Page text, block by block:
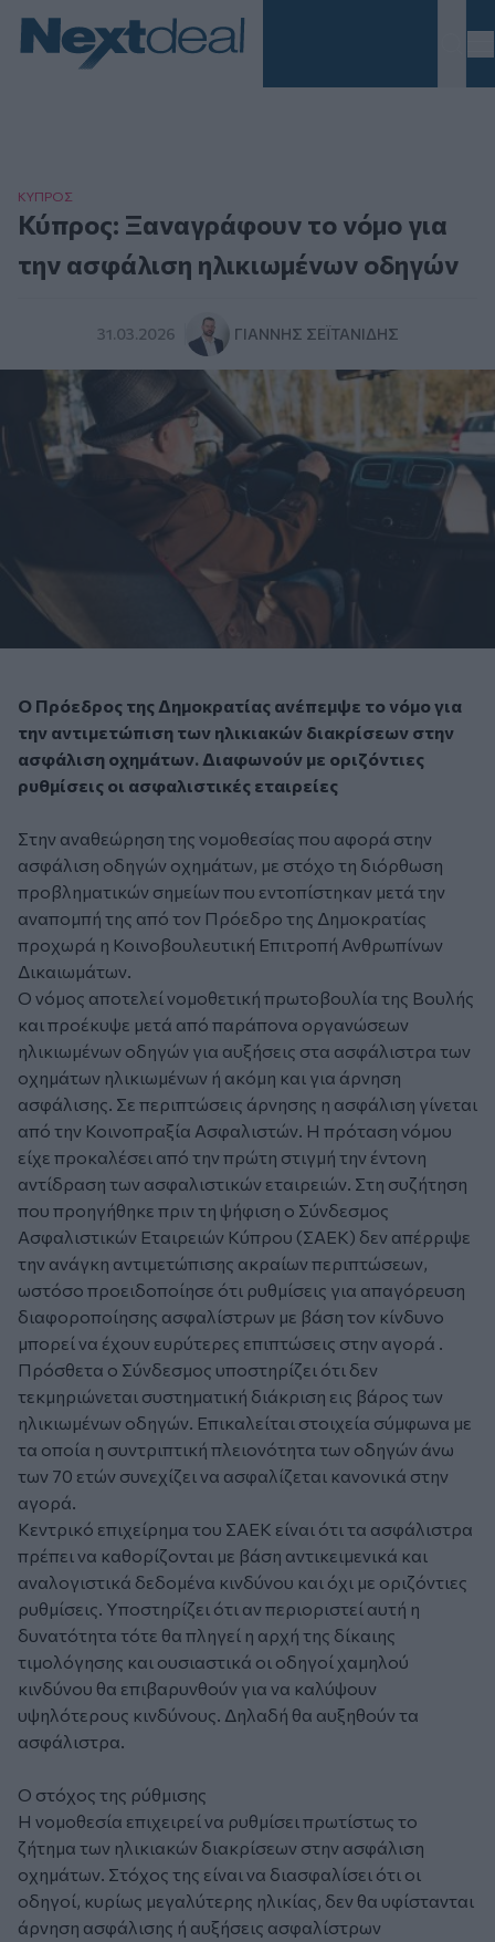
ΚΥΠΡΟΣ
Κύπρος: Ξαναγράφουν το νόμο για
την ασφάλιση ηλικιωμένων οδηγών
31.03.2026 ΓΙΆΝΝΗΣ ΣΕΪΤΑΝΊΔΗΣ
Ο Πρόεδρος της Δημοκρατίας ανέπεμψε το νόμο για
την αντιμετώπιση των ηλικιακών διακρίσεων στην
ασφάλιση οχημάτων. Διαφωνούν με οριζόντιες
ρυθμίσεις οι ασφαλιστικές εταιρείες
Στην αναθεώρηση της νομοθεσίας που αφορά στην
ασφάλιση οδηγών οχημάτων, με στόχο τη διόρθωση
προβληματικών σημείων που εντοπίστηκαν μετά την
αναπομπή της από τον Πρόεδρο της Δημοκρατίας
προχωρά η Κοινοβουλευτική Επιτροπή Ανθρωπίνων
Δικαιωμάτων.
Ο νόμος αποτελεί νομοθετική πρωτοβουλία της Βουλής
και προέκυψε μετά από παράπονα οργανώσεων
ηλικιωμένων οδηγών για αυξήσεις στα ασφάλιστρα των
οχημάτων ηλικιωμένων ή ακόμη και για άρνηση
ασφάλισης. Σε περιπτώσεις άρνησης η ασφάλιση γίνεται
από την Κοινοπραξία Ασφαλιστών. Η πρόταση νόμου
είχε προκαλέσει από την πρώτη στιγμή την έντονη
αντίδραση των ασφαλιστικών εταιρειών. Στη συζήτηση
που προηγήθηκε πριν τη ψήφιση ο Σύνδεσμος
Ασφαλιστικών Εταιρειών Κύπρου (ΣΑΕΚ) δεν απέρριψε
την ανάγκη αντιμετώπισης ακραίων περιπτώσεων,
ωστόσο προειδοποίησε ότι ρυθμίσεις για απαγόρευση
διαφοροποίησης ασφαλίστρων με βάση τον κίνδυνο
μπορεί να έχουν ευρύτερες επιπτώσεις στην αγορά .
Πρόσθετα ο Σύνδεσμος υποστηρίζει ότι δεν
τεκμηριώνεται συστηματική διάκριση εις βάρος των
ηλικιωμένων οδηγών. Επικαλείται στοιχεία σύμφωνα με
τα οποία η συντριπτική πλειονότητα των οδηγών άνω
των 70 ετών συνεχίζει να ασφαλίζεται κανονικά στην
αγορά.
Κεντρικό επιχείρημα του ΣΑΕΚ είναι ότι τα ασφάλιστρα
πρέπει να καθορίζονται με βάση αντικειμενικά και
αναλογιστικά δεδομένα κινδύνου και όχι με οριζόντιες
ρυθμίσεις. Υποστηρίζει ότι αν περιοριστεί αυτή η
δυνατότητα τότε θα πληγεί η αρχή της δίκαιης
τιμολόγησης και ουσιαστικά οι οδηγοί χαμηλού
κινδύνου θα επιβαρυνθούν για να καλύψουν
υψηλότερους κινδύνους. Δηλαδή θα αυξηθούν τα
ασφάλιστρα.
Ο στόχος της ρύθμισης
Η νομοθεσία επιχειρεί να ρυθμίσει πρωτίστως το
ζήτημα των ηλικιακών διακρίσεων στην ασφάλιση
οχημάτων. Στόχος της είναι να διασφαλίσει ότι οι
οδηγοί, κυρίως μεγαλύτερης ηλικίας, δεν θα υφίστανται
άρνηση ασφάλισης ή αυξήσεις ασφαλίστρων